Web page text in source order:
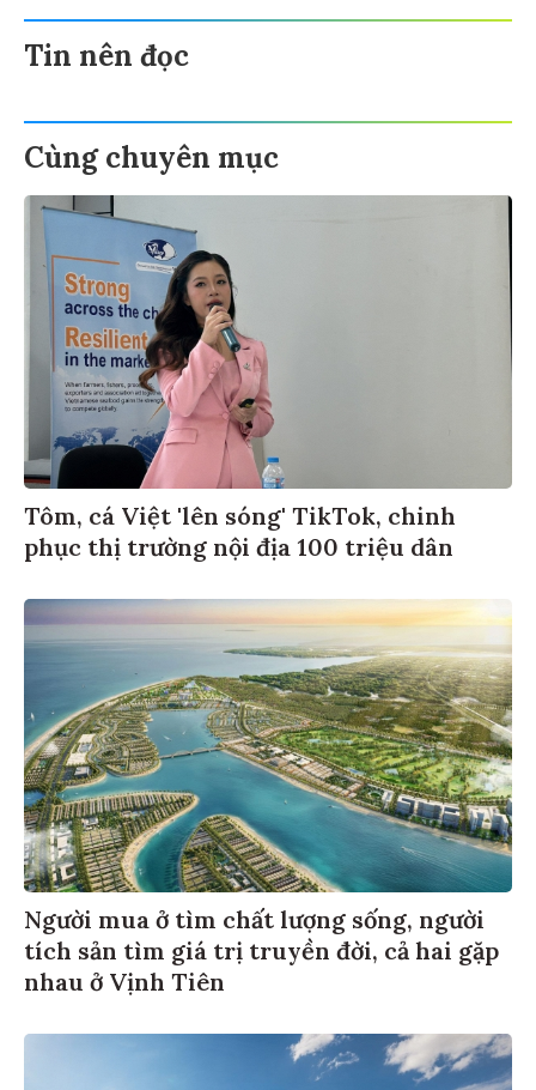
Tin nên đọc
Cùng chuyên mục
Tôm, cá Việt 'lên sóng' TikTok, chinh
phục thị trường nội địa 100 triệu dân
Người mua ở tìm chất lượng sống, người
tích sản tìm giá trị truyền đời, cả hai gặp
nhau ở Vịnh Tiên